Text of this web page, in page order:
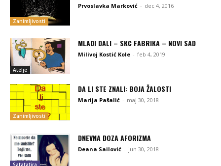
Zanimljivosti
Prvoslavka Marković - dec 4, 2016
Atelje
MLADI DALI – SKC FABRIKA – NOVI SAD
Milivoj Kostić Kole - feb 4, 2019
Zanimljivosti
DA LI STE ZNALI: BOJA ŽALOSTI
Marija Pašalić - maj 30, 2018
DNEVNA DOZA AFORIZMA
Deana Sailović - jun 30, 2018